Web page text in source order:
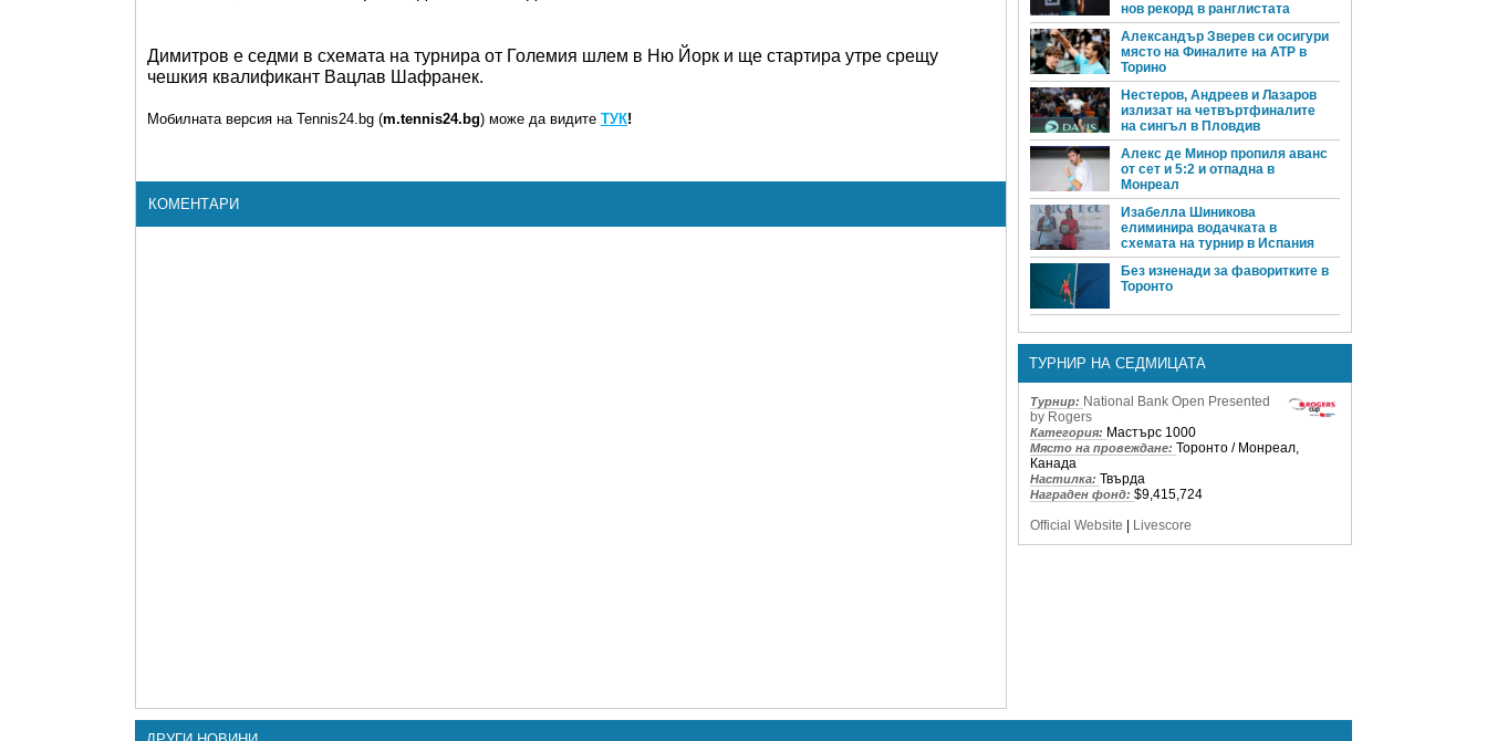
Димитров е седми в схемата на турнира от Големия шлем в Ню Йорк и ще стартира утре срещу
чешкия квалификант Вацлав Шафранек.
Мобилната версия на Tennis24.bg (m.tennis24.bg) може да видите ТУК!
КОМЕНТАРИ
нов рекорд в ранглистата
Александър Зверев си осигури
място на Финалите на ATP в
Торино
Нестеров, Андреев и Лазаров
излизат на четвъртфиналите
на сингъл в Пловдив
Алекс де Минор пропиля аванс
от сет и 5:2 и отпадна в
Монреал
Изабелла Шиникова
елиминира водачката в
схемата на турнир в Испания
Без изненади за фаворитките в
Торонто
ТУРНИР НА СЕДМИЦАТА
Турнир: National Bank Open Presented
by Rogers
Категория: Мастърс 1000
Място на провеждане: Торонто / Монреал,
Канада
Настилка: Твърда
Награден фонд: $9,415,724
Official Website | Livescore